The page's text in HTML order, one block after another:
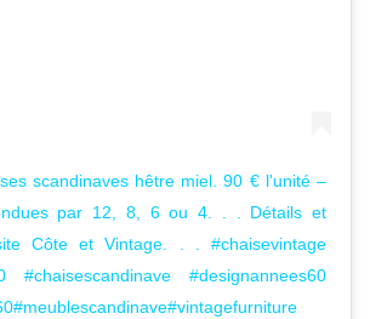
scandinaves hêtre miel. 90 € l'unité –
par 12, 8, 6 ou 4. . . Détails et
Côte et Vintage. . . #chaisevintage
#chaisescandinave #designannees60